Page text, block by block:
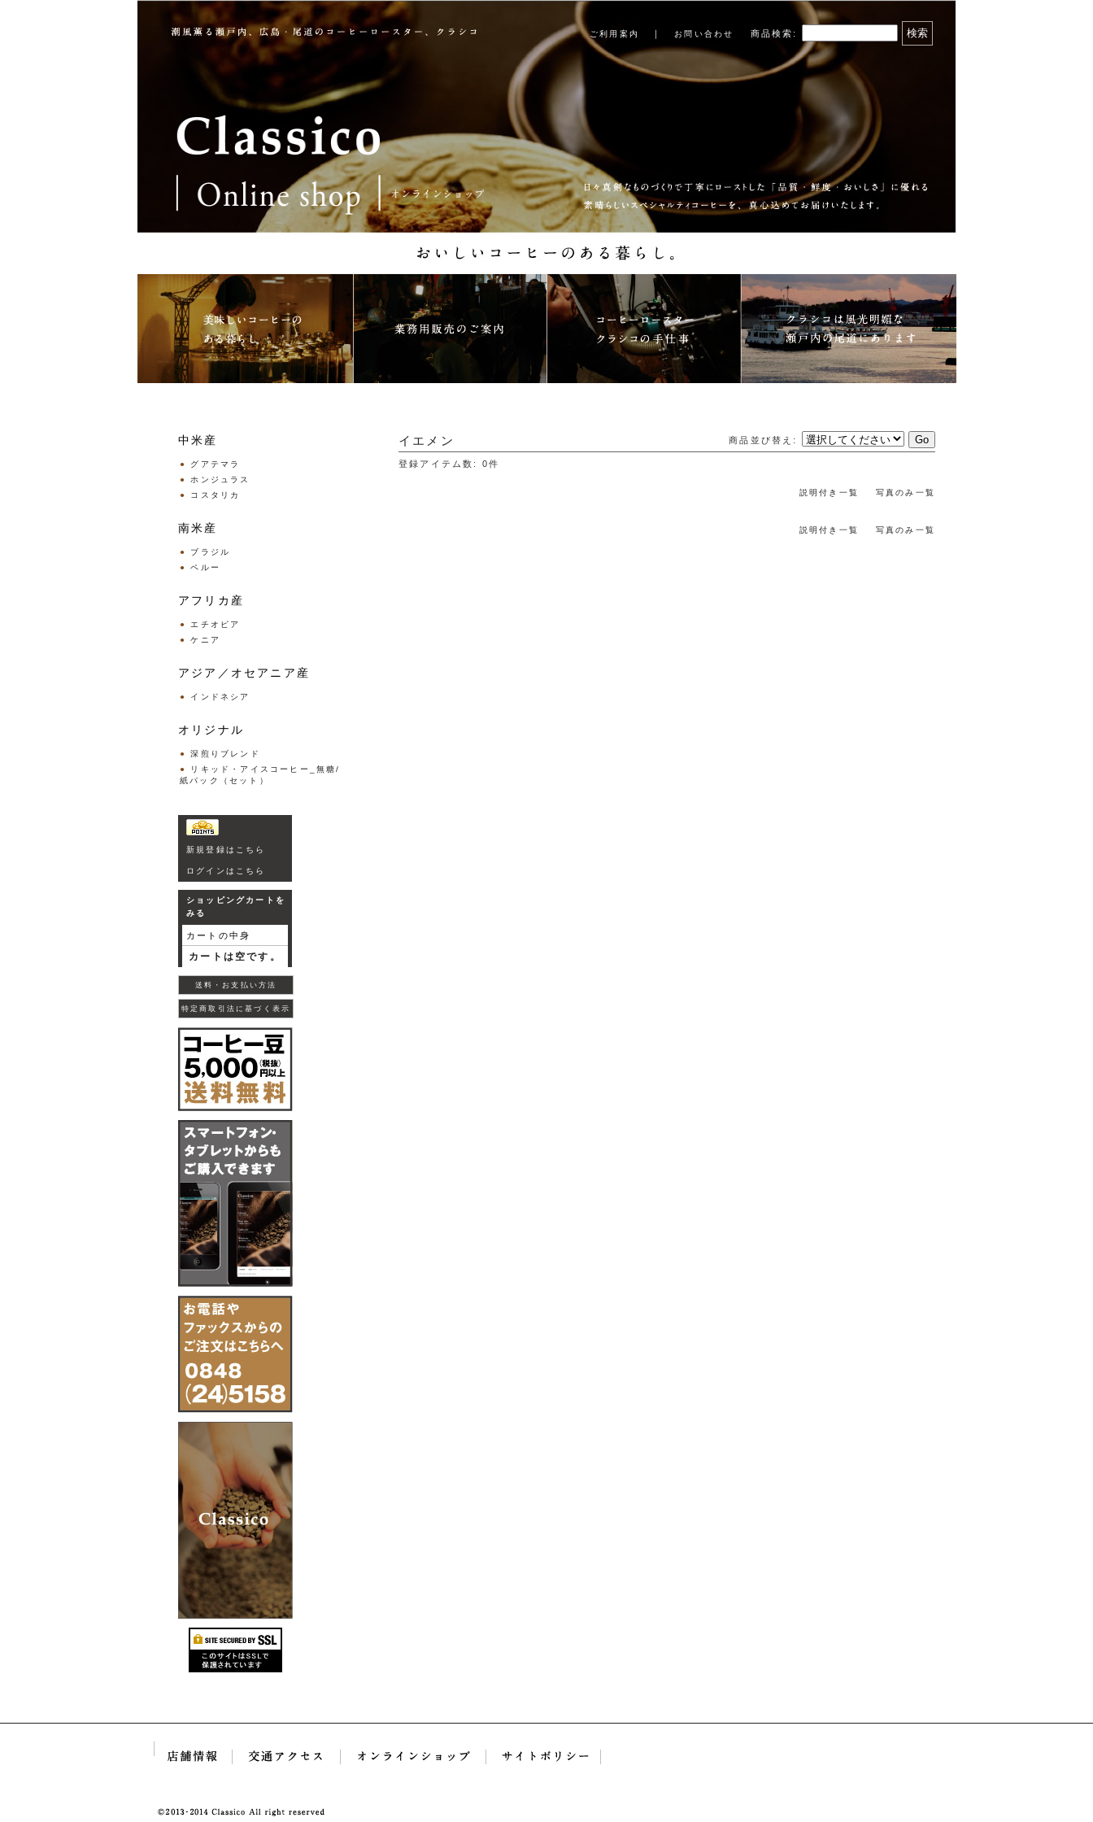
ご利用案内 ｜ お問い合わせ 商品検索 :
中米産
グアテマラ
ホンジュラス
コスタリカ
南米産
ブラジル
ペルー
アフリカ産
エチオピア
ケニア
アジア／オセアニア産
インドネシア
オリジナル
深煎りブレンド
リキッド・アイスコーヒー_無糖/
紙パック（セット）
新規登録はこちら
ログインはこちら
ショッピングカートを
みる
カートの中身
カートは空です。
送料・お支払い方法
特定商取引法に基づく表示
イエメン 商品並び替え :
登録アイテム数 : 0件
説明付き一覧 写真のみ一覧
説明付き一覧 写真のみ一覧